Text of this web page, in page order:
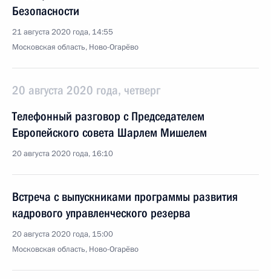
Безопасности
21 августа 2020 года, 14:55
Московская область, Ново-Огарёво
20 августа 2020 года, четверг
Телефонный разговор с Председателем
Европейского совета Шарлем Мишелем
20 августа 2020 года, 16:10
Встреча с выпускниками программы развития
кадрового управленческого резерва
20 августа 2020 года, 15:00
Московская область, Ново-Огарёво